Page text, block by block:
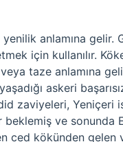
anlamına gelir.
için kullanılır.
askeri
zaviyeleri, Yeniçeri
ve sonunda
ced kökünden gelen